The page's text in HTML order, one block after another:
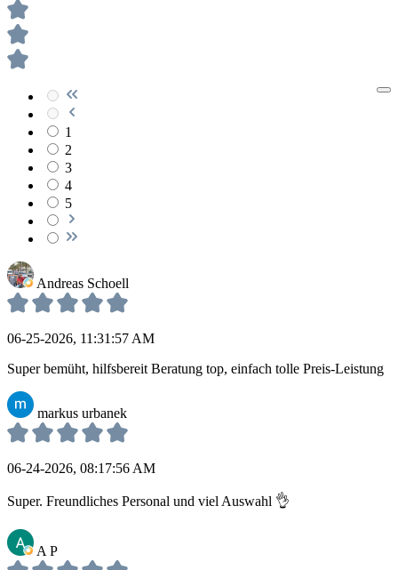
1
2
3
4
5
Andreas Schoell
06-25-2026, 11:31:57 AM
Super bemüht, hilfsbereit Beratung top, einfach tolle Preis-Leistung
markus urbanek
06-24-2026, 08:17:56 AM
Super. Freundliches Personal und viel Auswahl 👌
A P